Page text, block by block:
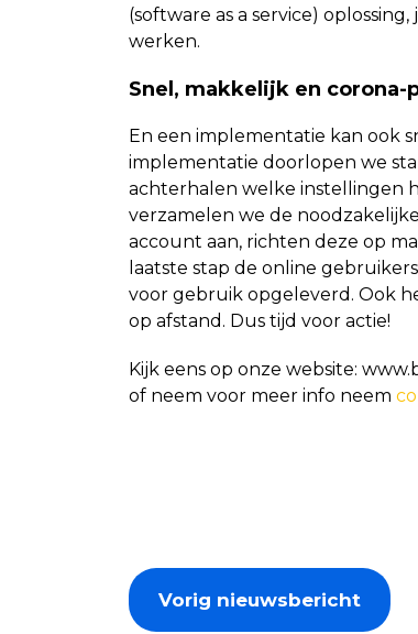
(software as a service)
werken.
Snel, makkelijk en
En een implementatie kan ook
implementatie doorlopen we
achterhalen welke instellingen
verzamelen we de
account aan, richten deze op
laatste stap de online
voor gebruik opgeleverd. Ook
op afstand. Dus tijd voor actie!
Kijk eens op onze website:
of neem voor meer info neem
Vorig nieuwsbericht